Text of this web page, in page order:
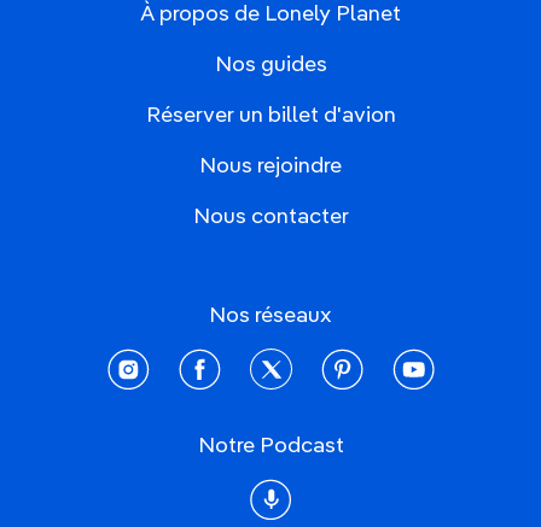
À propos de Lonely Planet
Nos guides
Réserver un billet d'avion
Nous rejoindre
Nous contacter
Nos réseaux
instagramfacebooktwitter pinterestyoutube
Notre Podcast
Podcast